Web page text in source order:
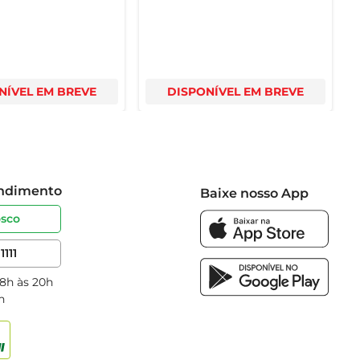
EM BREVE DISPONÍVEL EM BREVE
às 20h
Baixe nosso App